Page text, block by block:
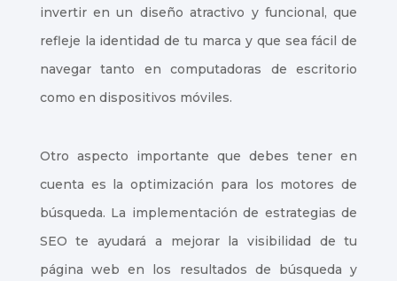
invertir en un diseño atractivo y funcional, que
refleje la identidad de tu marca y que sea fácil de
navegar tanto en computadoras de escritorio
como en dispositivos móviles.
Otro aspecto importante que debes tener en
cuenta es la optimización para los motores de
búsqueda. La implementación de estrategias de
SEO te ayudará a mejorar la visibilidad de tu
página web en los resultados de búsqueda y